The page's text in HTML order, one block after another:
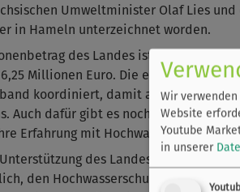
Umweltminister Olaf Lies
in Hameln unterzeichnet worden.
des Landes ist eine
Millionen Euro. Die einzelnen
koordiniert, damit alles in einer
Auch dafür gibt es noch einmal
Erfahrung mit
des Landes und der
den Hochwasserschutz schneller
Wir
Website
Youtube
in unserer